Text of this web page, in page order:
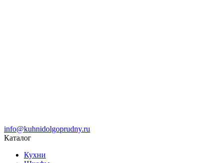
info@kuhnidolgoprudny.ru
Каталог
Кухни